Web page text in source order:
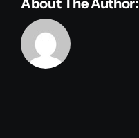
About The Author: